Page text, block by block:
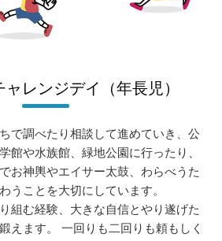
レンジデイ（年長児）
で調べたり相談して進めていき、公
館や水族館、緑地公園に行ったり、
お神輿やエイサー太鼓、わらべうた
うことを大切にしています。
組む経験、大きな自信とやり遂げた
えます。 一回りも二回りも頼もしく